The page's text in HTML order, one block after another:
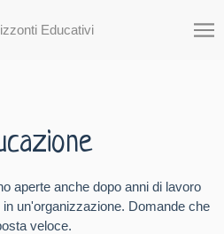
aperte anche dopo anni di lavoro
un'organizzazione. Domande che
veloce.